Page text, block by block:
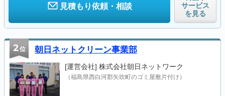
見積もり依頼・相談
サービス
を見る
2位 朝日ネットクリーン事業部
[運営会社] 株式会社朝日ネットワーク
（福島県西白河郡矢吹町のゴミ屋敷片付け）